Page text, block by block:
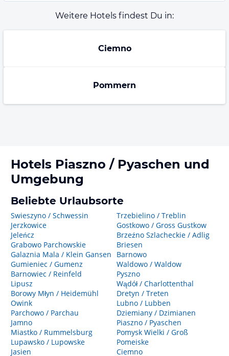
Weitere Hotels findest Du in:
Ciemno
Pommern
Hotels Piaszno / Pyaschen und
Umgebung
Beliebte Urlaubsorte
Swieszyno / Schwessin
Jerzkowice
Jeleńcz
Grabowo Parchowskie
Galaznia Mala / Klein Gansen
Gumieniec / Gumenz
Barnowiec / Reinfeld
Lipusz
Borowy Młyn / Heidemühl
Owink
Parchowo / Parchau
Jamno
Miastko / Rummelsburg
Lupawsko / Lupowske
Jasien
Trzebielino / Treblin
Gostkowo / Gross Gustkow
Brzeźno Szlacheckie / Adlig
Briesen
Barnowo
Waldowo / Waldow
Pyszno
Wądół / Charlottenthal
Dretyn / Treten
Lubno / Lubben
Dziemiany / Dzimianen
Piaszno / Pyaschen
Pomysk Wielki / Groß
Pomeiske
Ciemno